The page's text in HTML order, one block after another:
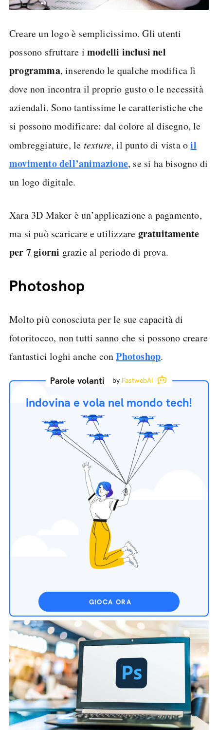
Creare un logo è semplicissimo. Gli utenti
possono sfruttare i modelli inclusi nel
programma, inserendo le qualche modifica lì
dove non incontra il proprio gusto o le necessità
aziendali. Sono tantissime le caratteristiche che
si possono modificare: dal colore al disegno, le
ombreggiature, le texture, il punto di vista oil
movimento dell’animazione, se si ha bisogno di
un logo digitale.
Xara 3D Maker è un’applicazione a pagamento,
ma si può scaricare e utilizzare gratuitamente
per 7 giorni grazie al periodo di prova.
Photoshop
Molto più conosciuta per le sue capacità di
fotoritocco, non tutti sanno che si possono creare
fantastici loghi anche conPhotoshop.
Parole volanti by FastwebAI
Indovina e vola nel mondo tech!
GIOCA ORA